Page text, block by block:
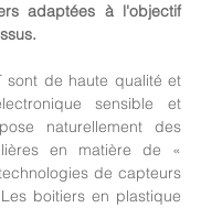
adaptées à l'objectif
sont de haute qualité et
sensible et
naturellement des
en matière de «
de capteurs
boitiers en plastique